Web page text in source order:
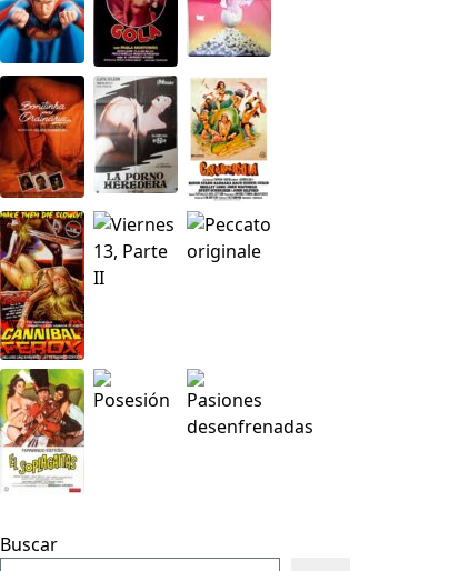
Buscar